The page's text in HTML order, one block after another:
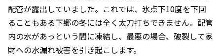
配管が露出していました。これでは、氷点下10度を下回
ることもある下郷の冬には全く太刀打ちできません。配管
内の水があっという間に凍結し、最悪の場合、破裂して家
財への水漏れ被害を引き起こします。